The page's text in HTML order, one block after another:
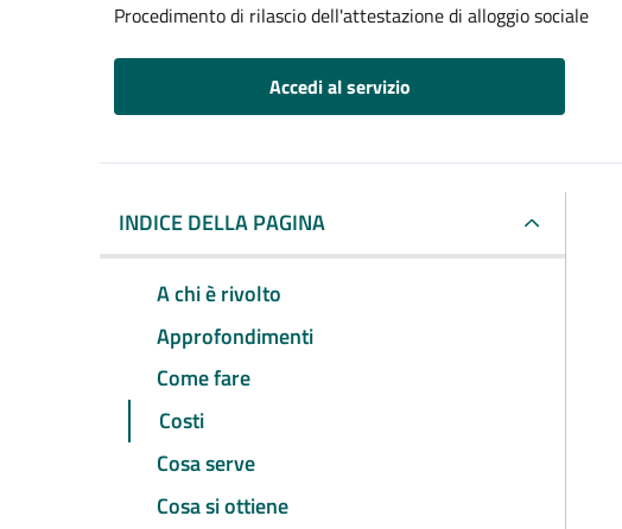
Procedimento di rilascio dell'attestazione di alloggio sociale
Accedi al servizio
INDICE DELLA PAGINA
A chi è rivolto
Approfondimenti
Come fare
Costi
Cosa serve
Cosa si ottiene